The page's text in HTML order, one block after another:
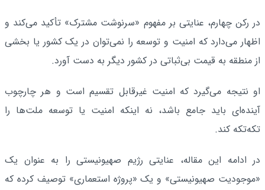
در رکن چهارم، عنایتی بر مفهوم «سرنوشت مشترک» تأکید می‌کند و
اظهار می‌دارد که امنیت و توسعه را نمی‌توان در یک کشور یا بخشی
از منطقه به قیمت بی‌ثباتی در کشور دیگر به دست آورد.
او نتیجه می‌گیرد که امنیت غیرقابل تقسیم است و هر چارچوب
آینده‌ای باید جامع باشد، نه اینکه امنیت یا توسعه ملت‌ها را
تکه‌تکه کند.
در ادامه این مقاله، عنایتی رژیم صهیونیستی را به عنوان یک
«موجودیت صهیونیستی» و یک «پروژه استعماری» توصیف کرده که